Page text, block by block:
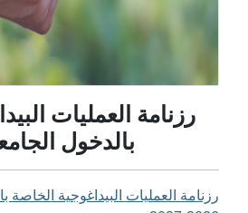
رزنامة العمليات
بالدخول الجامعي
رزنامة العمليات البيداغوجية الخاصة